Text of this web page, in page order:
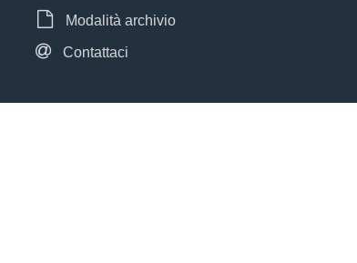
Modalità archivio
Contattaci